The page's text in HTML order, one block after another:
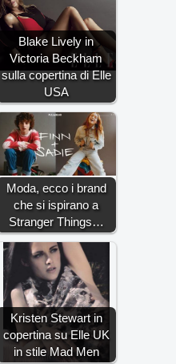
Blake Lively in
Victoria Beckham
sulla copertina di Elle
USA
Moda, ecco i brand
che si ispirano a
Stranger Things…
Kristen Stewart in
copertina su Elle UK
in stile Mad Men